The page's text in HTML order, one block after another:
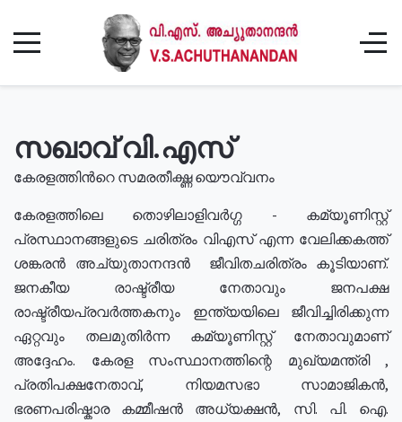
സഖാവ് വി.എസ്
കേരളത്തിൻറെ സമരതീക്ഷ്ണ യൌവ്വനം
കേരളത്തിലെ തൊഴിലാളിവർഗ്ഗ - കമ്യൂണിസ്റ്റ്
പ്രസ്ഥാനങ്ങളുടെ ചരിത്രം വിഎസ് എന്ന വേലിക്കകത്ത്
ശങ്കരൻ അച്യുതാനന്ദൻ ജീവിതചരിത്രം കൂടിയാണ്.
ജനകീയ രാഷ്ട്രീയ നേതാവും ജനപക്ഷ
രാഷ്ട്രീയപ്രവർത്തകനും ഇന്ത്യയിലെ ജീവിച്ചിരിക്കുന്ന
ഏറ്റവും തലമുതിർന്ന കമ്യൂണിസ്റ്റ് നേതാവുമാണ്
അദ്ദേഹം. കേരള സംസ്ഥാനത്തിന്റെ മുഖ്യമന്ത്രി ,
പ്രതിപക്ഷനേതാവ്, നിയമസഭാ സാമാജികൻ,
ഭരണപരിഷ്കാര കമ്മീഷൻ അധ്യക്ഷൻ, സി. പി. ഐ.